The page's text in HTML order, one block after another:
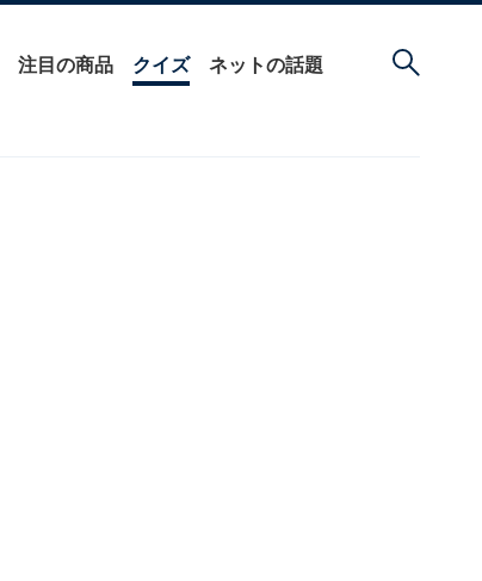
注目の商品 クイズ ネットの話題